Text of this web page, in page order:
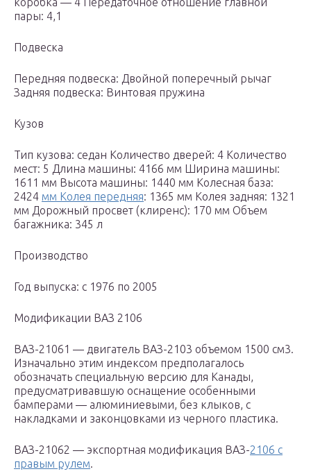
пары: 4,1
Подвеска
Передняя подвеска: Двойной поперечный рычаг
Задняя подвеска: Винтовая пружина
Кузов
Тип кузова: седан Количество дверей: 4 Количество
мест: 5 Длина машины: 4166 мм Ширина машины:
1611 мм Высота машины: 1440 мм Колесная база:
2424 мм Колея передняя: 1365 мм Колея задняя: 1321
мм Дорожный просвет (клиренс): 170 мм Объем
багажника: 345 л
Производство
Год выпуска: с 1976 по 2005
Модификации ВАЗ 2106
ВАЗ-21061 — двигатель ВАЗ-2103 объемом 1500 см3.
Изначально этим индексом предполагалось
обозначать специальную версию для Канады,
предусматривавшую оснащение особенными
бамперами — алюминиевыми, без клыков, с
накладками и законцовками из черного пластика.
ВАЗ-21062 — экспортная модификация ВАЗ-2106 с
правым рулем.